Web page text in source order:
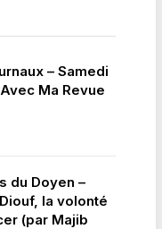
– Samedi
Ma Revue
du Doyen –
la volonté
(par Majib